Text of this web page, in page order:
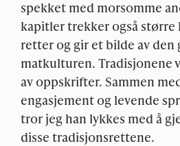
spekket med morsomme
kapitler trekker også
retter og gir et bilde av den
matkulturen. Tradisjonene
av oppskrifter. Sammen
engasjement og levende
tror jeg han lykkes med å
disse tradisjonsrettene.